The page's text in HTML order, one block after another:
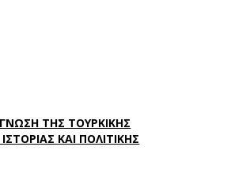
ΤΗΣ ΤΟΥΡΚΙΚΗΣ
ΚΑΙ ΠΟΛΙΤΙΚΗΣ